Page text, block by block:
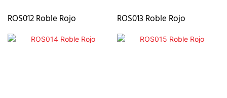
ROS012 Roble Rojo ROS013 Roble Rojo